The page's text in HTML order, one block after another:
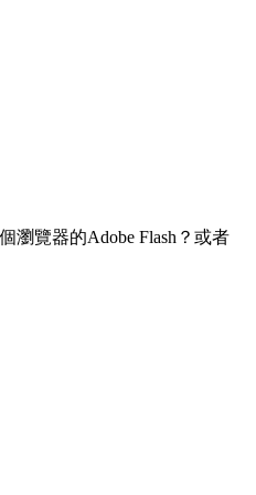
瀏覽器的Adobe Flash？或者